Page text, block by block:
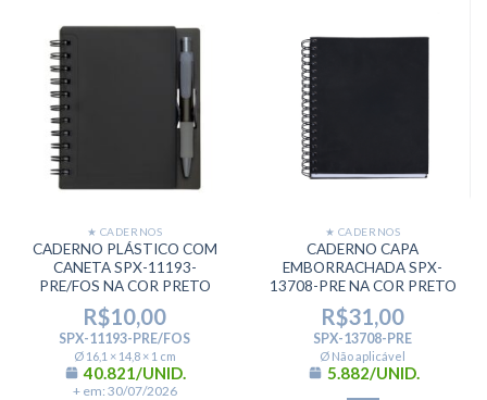
★ CADERNOS
CADERNO PLÁSTICO COM
CANETA SPX-11193-
PRE/FOS NA COR PRETO
R$10,00
SPX-11193-PRE/FOS
Ø 16,1 × 14,8 × 1 cm
40.821/UNID.
+ em: 30/07/2026
★ CADERNOS
CADERNO CAPA
EMBORRACHADA SPX-
13708-PRE NA COR PRETO
R$31,00
SPX-13708-PRE
Ø Não aplicável
5.882/UNID.